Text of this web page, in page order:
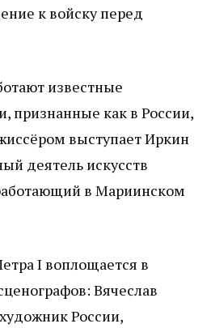
к войску перед
известные
признанные как в России,
выступает Иркин
деятель искусств
в Мариинском
I воплощается в
Вячеслав
России,